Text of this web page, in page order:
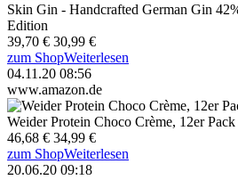
Skin Gin - Handcrafted German Gin
Edition
39,70 € 30,99 €
zum ShopWeiterlesen
04.11.20 08:56
www.amazon.de
Weider Protein Choco Crème, 12er
46,68 € 34,99 €
zum ShopWeiterlesen
20.06.20 09:18